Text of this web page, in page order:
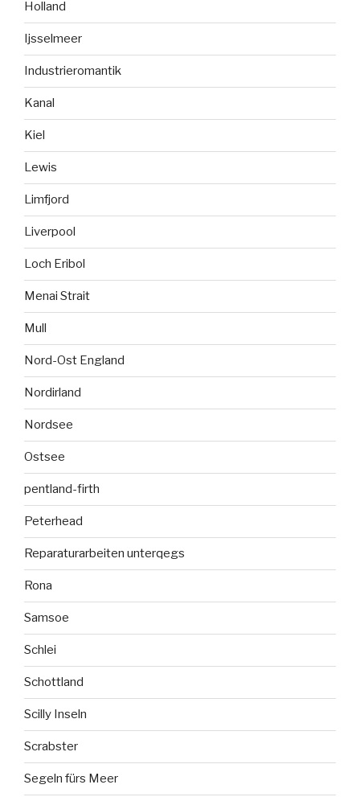
Holland
Ijsselmeer
Industrieromantik
Kanal
Kiel
Lewis
Limfjord
Liverpool
Loch Eribol
Menai Strait
Mull
Nord-Ost England
Nordirland
Nordsee
Ostsee
pentland-firth
Peterhead
Reparaturarbeiten unterqegs
Rona
Samsoe
Schlei
Schottland
Scilly Inseln
Scrabster
Segeln fürs Meer